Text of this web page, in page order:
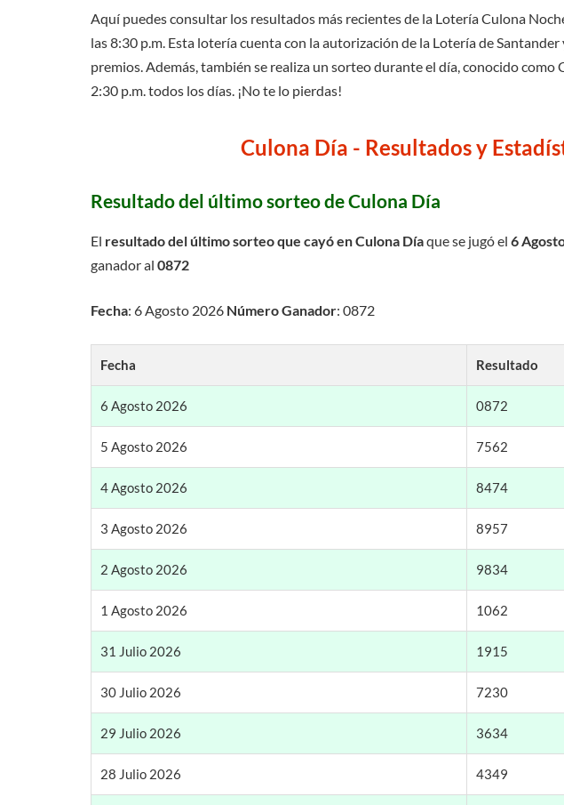
Aquí puedes consultar los resultados más recientes de la Lotería Culona
las 8:30 p.m. Esta lotería cuenta con la autorización de la Lotería de
premios. Además, también se realiza un sorteo durante el día, conocido como
2:30 p.m. todos los días. ¡No te lo pierdas!
Culona Día - Resultados y
Resultado del último sorteo de Culona Día
El resultado del último sorteo que cayó en Culona Díaque se jugó el 6
ganador al 0872
Fecha: 6 Agosto 2026 Número Ganador: 0872
Fecha Resultado
6 Agosto 2026 0872
5 Agosto 2026 7562
4 Agosto 2026 8474
3 Agosto 2026 8957
2 Agosto 2026 9834
1 Agosto 2026 1062
31 Julio 2026 1915
30 Julio 2026 7230
29 Julio 2026 3634
28 Julio 2026 4349